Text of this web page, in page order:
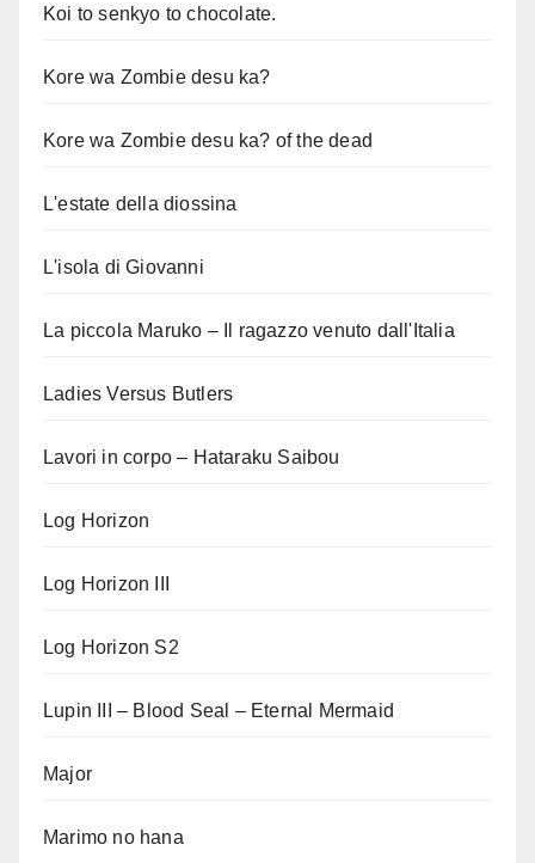
Koi to senkyo to chocolate.
Kore wa Zombie desu ka?
Kore wa Zombie desu ka? of the dead
L'estate della diossina
L'isola di Giovanni
La piccola Maruko – Il ragazzo venuto dall'Italia
Ladies Versus Butlers
Lavori in corpo – Hataraku Saibou
Log Horizon
Log Horizon III
Log Horizon S2
Lupin III – Blood Seal – Eternal Mermaid
Major
Marimo no hana